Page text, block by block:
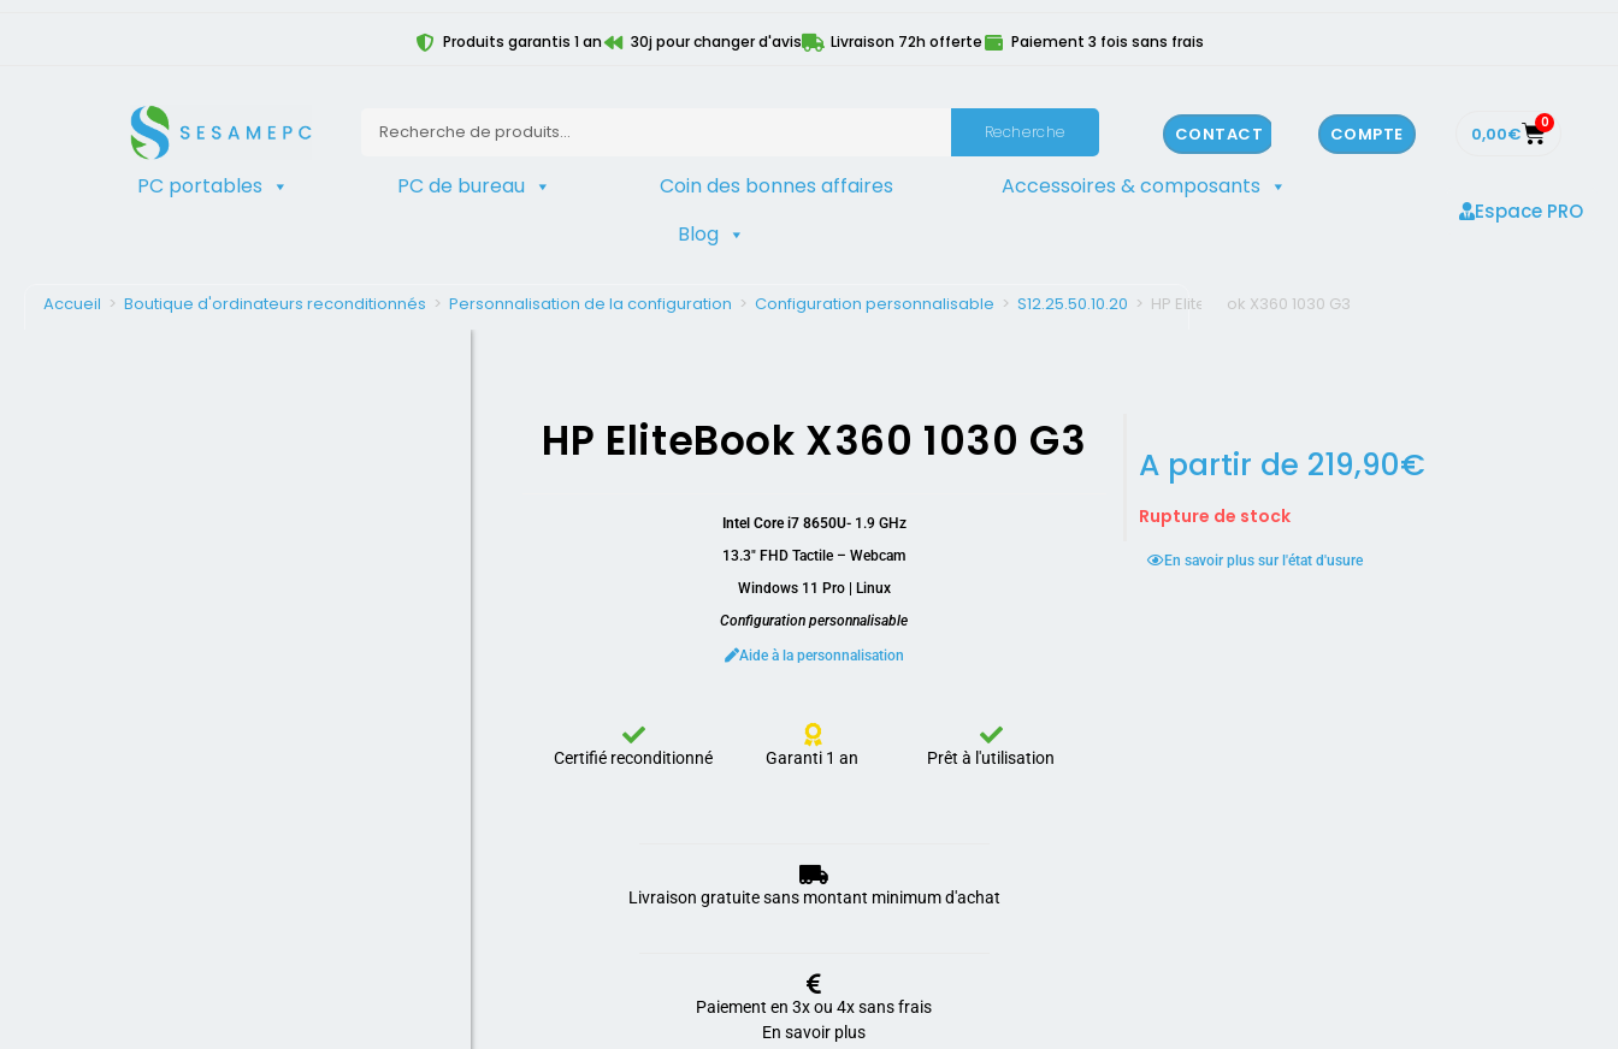
Produits garantis 1 an 30j pour changer d'avis Livraison 72h offerte Paiement 3 fois sans frais
Recherche CONTACT COMPTE 0,00€ 0
PC portables PC de bureau Coin des bonnes affaires
Accessoires & composants
Blog
Espace PRO
Accueil > Boutique d'ordinateurs reconditionnés > Personnalisation de la configuration > Configuration personnalisable > S12.25.50.10.20 > HP EliteBook X360 1030 G3
HP EliteBook X360 1030 G3
Intel Core i7 8650U-1.9 GHz
13.3″ FHD Tactile – Webcam
Windows 11 Pro | Linux
Configuration personnalisable
Aide à la personnalisation
Certifié reconditionné Garanti 1 an Prêt à l'utilisation
Livraison gratuite sans montant minimum d'achat
Paiement en 3x ou 4x sans frais
En savoir plus
A partir de 219,90€
Rupture de stock
En savoir plus sur l'état d'usure